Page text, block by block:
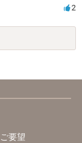
2
要望